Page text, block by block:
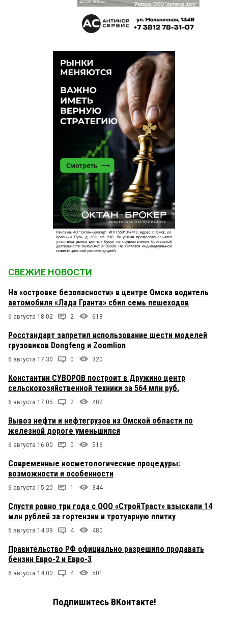
СВЕЖИЕ НОВОСТИ
На «островке безопасности» в центре Омска водитель
автомобиля «Лада Гранта» сбил семь пешеходов
6 августа 18:02 2 618
Росстандарт запретил использование шести моделей
грузовиков Dongfeng и Zoomlion
6 августа 17:30 0 320
Константин СУВОРОВ построит в Дружино центр
сельскохозяйственной техники за 564 млн руб.
6 августа 17:05 2 402
Вывоз нефти и нефтегрузов из Омской области по
железной дороге уменьшился
6 августа 16:00 0 516
Современные косметологические процедуры:
возможности и особенности
6 августа 15:20 1 344
Спустя ровно три года с ООО «СтройТраст» взыскали 14
млн рублей за гортензии и тротуарную плитку
6 августа 14:39 4 480
Правительство РФ официально разрешило продавать
бензин Евро-2 и Евро-3
6 августа 14:00 4 501
Подпишитесь ВКонтакте!